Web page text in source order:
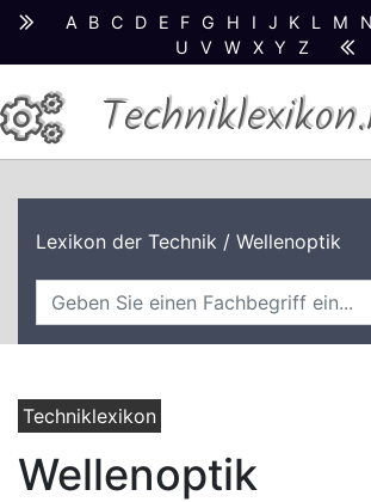
A B C D E F G H I J K L M N
U
V W X Y Z
Lexikon der Technik / Wellenoptik
Techniklexikon
Wellenoptik